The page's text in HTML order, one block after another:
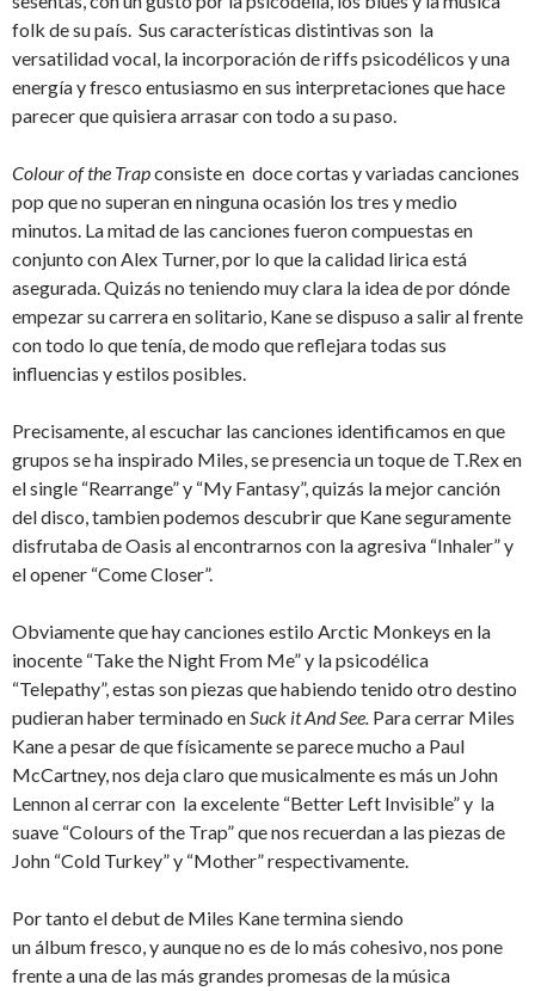
folk de su país. Sus características distintivas son la
versatilidad vocal, la incorporación de riffs psicodélicos y una
energía y fresco entusiasmo en sus interpretaciones que hace
parecer que quisiera arrasar con todo a su paso.
Colour of the Trapconsiste en doce cortas y variadas canciones
pop que no superan en ninguna ocasión los tres y medio
minutos. La mitad de las canciones fueron compuestas en
conjunto con Alex Turner, por lo que la calidad lirica está
asegurada. Quizás no teniendo muy clara la idea de por dónde
empezar su carrera en solitario, Kane se dispuso a salir al frente
con todo lo que tenía, de modo que reflejara todas sus
influencias y estilos posibles.
Precisamente, al escuchar las canciones identificamos en que
grupos se ha inspirado Miles, se presencia un toque de T.Rex en
el single “Rearrange” y “My Fantasy”, quizás la mejor canción
del disco, tambien podemos descubrir que Kane seguramente
disfrutaba de Oasis al encontrarnos con la agresiva “Inhaler” y
el opener “Come Closer”.
Obviamente que hay canciones estilo Arctic Monkeys en la
inocente “Take the Night From Me” y la psicodélica
“Telepathy”, estas son piezas que habiendo tenido otro destino
pudieran haber terminado enSuck it And See. Para cerrar Miles
Kane a pesar de que físicamente se parece mucho a Paul
McCartney, nos deja claro que musicalmente es más un John
Lennon al cerrar con la excelente “Better Left Invisible” y la
suave “Colours of the Trap” que nos recuerdan a las piezas de
John “Cold Turkey” y “Mother” respectivamente.
Por tanto el debut de Miles Kane termina siendo
un álbum fresco, y aunque no es de lo más cohesivo, nos pone
frente a una de las más grandes promesas de la música